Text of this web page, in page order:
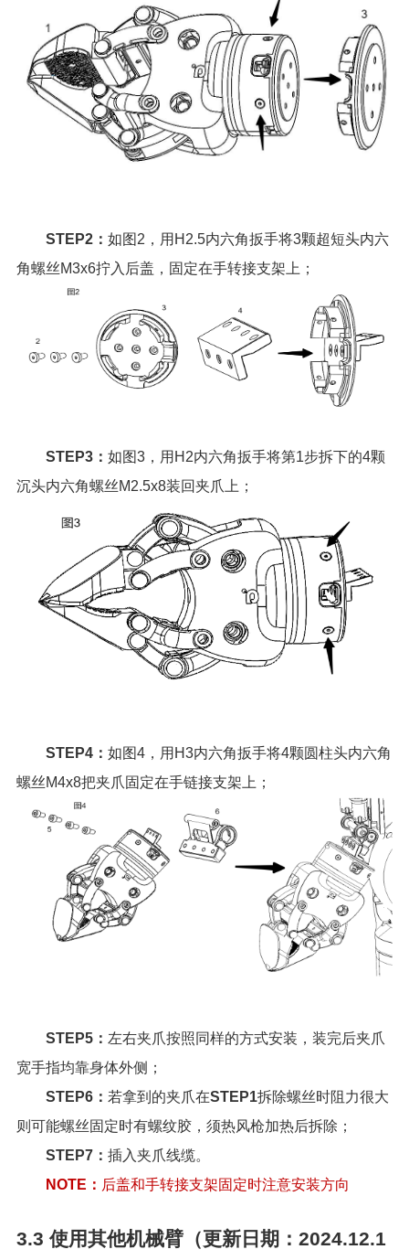
STEP2： 如图2，用H2.5内六角扳手将3颗超短头内六
角螺丝M3x6拧入后盖，固定在手转接支架上；
STEP3： 如图3，用H2内六角扳手将第1步拆下的4颗
沉头内六角螺丝M2.5x8装回夹爪上；
STEP4： 如图4，用H3内六角扳手将4颗圆柱头内六角
螺丝M4x8把夹爪固定在手链接支架上；
STEP5： 左右夹爪按照同样的方式安装，装完后夹爪
宽手指均靠身体外侧；
STEP6： 若拿到的夹爪在STEP1拆除螺丝时阻力很大
则可能螺丝固定时有螺纹胶，须热风枪加热后拆除；
STEP7： 插入夹爪线缆。
NOTE： 后盖和手转接支架固定时注意安装方向
3.3 使用其他机械臂（更新日期：2024.12.1